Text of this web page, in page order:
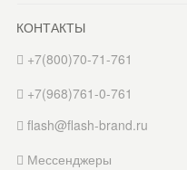
КОНТАКТЫ
+7(800)70-71-761
+7(968)761-0-761
flash@flash-brand.ru
Мессенджеры